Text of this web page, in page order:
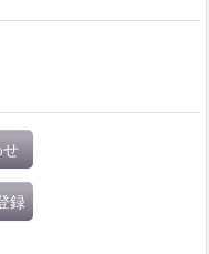
せ
録